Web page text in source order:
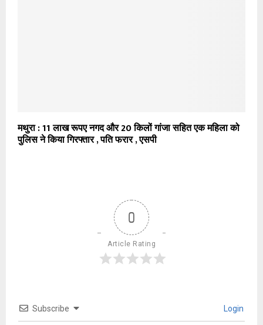
मथुरा : 11 लाख रूपए नगद और 20 किलों गांजा सहित एक महिला को
पुलिस ने किया गिरफ्तार , पति फरार , एसपी
0
Article Rating
Subscribe Login